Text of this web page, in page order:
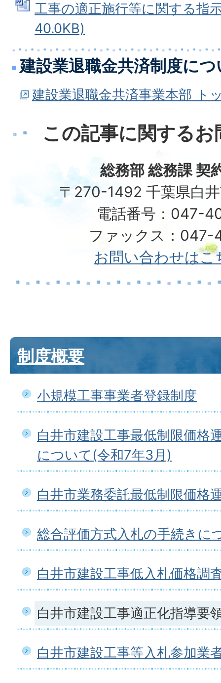
工事の適正施行等に関する指
40.0KB)
建設業退職金共済制度に
建設業退職金共済事業本部 ト
この記事に関する
総務部 総務課 契
〒270-1492 千葉県白
電話番号：047-
ファックス：047-
お問い合わせはこ
制度概要
小規模工事事業者登録制度
白井市建設工事最低制限価格
について(令和7年3月)
白井市業務委託最低制限価格
総合評価方式入札の手続きに
白井市建設工事低入札価格調
白井市建設工事適正化指導要
白井市建設工事等入札参加業